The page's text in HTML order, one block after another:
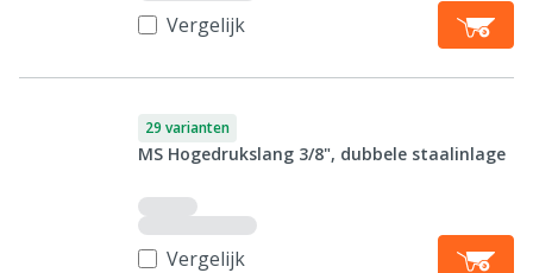
Vergelijk
29 varianten
MS Hogedrukslang 3/8", dubbele staalinlage
Vergelijk